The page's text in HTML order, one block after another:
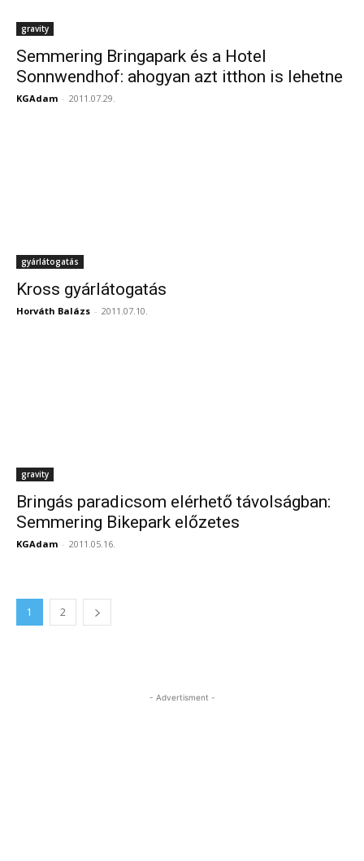
gravity
Semmering Bringapark és a Hotel
Sonnwendhof: ahogyan azt itthon is lehetne
KGAdam - 2011.07.29.
gyárlátogatás
Kross gyárlátogatás
Horváth Balázs - 2011.07.10.
gravity
Bringás paradicsom elérhető távolságban:
Semmering Bikepark előzetes
KGAdam - 2011.05.16.
1 2
- Advertisment -